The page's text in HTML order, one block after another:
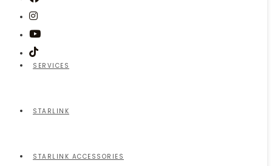
SERVICES
STARLINK
STARLINK ACCESSORIES